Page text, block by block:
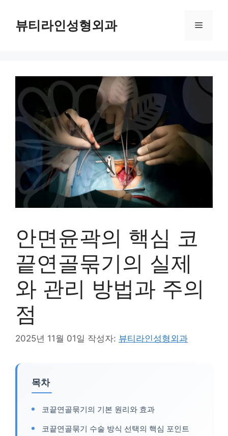
뷰티라인성형외과 메
안면윤곽의 핵심 코
끝연골묶기의 실제
와 관리 방법과 주의
점
2025년 11월 01일 작성자: 뷰티라인성형외과
목차
코끝연골묶기의 기본 원리와 효과
코끝연골묶기 수술 방식 선택의 핵심 포인트